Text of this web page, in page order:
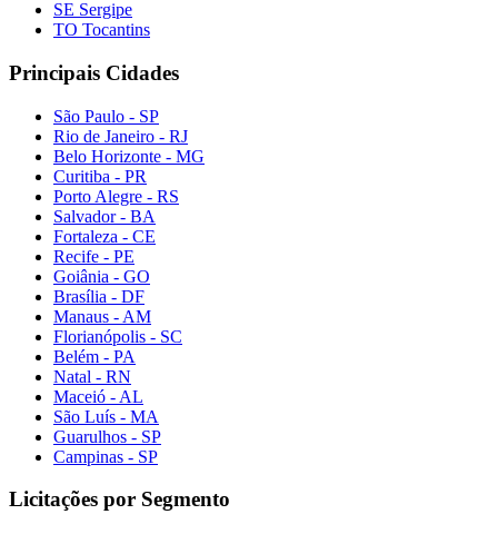
SE Sergipe
TO Tocantins
Principais Cidades
São Paulo - SP
Rio de Janeiro - RJ
Belo Horizonte - MG
Curitiba - PR
Porto Alegre - RS
Salvador - BA
Fortaleza - CE
Recife - PE
Goiânia - GO
Brasília - DF
Manaus - AM
Florianópolis - SC
Belém - PA
Natal - RN
Maceió - AL
São Luís - MA
Guarulhos - SP
Campinas - SP
Licitações por Segmento